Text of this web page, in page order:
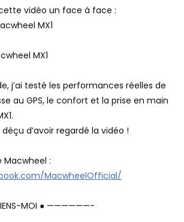
vidéo un face à face :
MX1
MX1
j’ai testé les performances réelles de
au GPS, le confort et la prise en main
d’avoir regardé la vidéo !
Macwheel :
MacwheelOfficial/
MOI ● ——————-